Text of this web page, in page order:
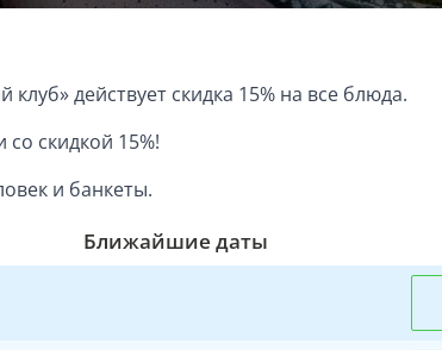
действует скидка 15% на все блюда.
скидкой 15%!
и банкеты.
Ближайшие даты